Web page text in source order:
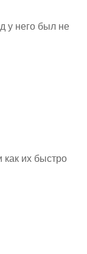
у него был не
как их быстро